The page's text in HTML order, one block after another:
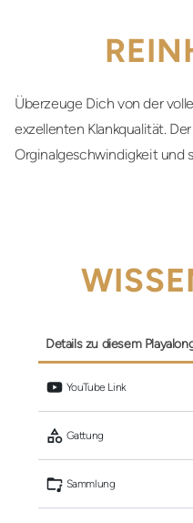
Überzeuge Dich von der
exzellenten Klankqualität.
Orginalgeschwindigkeit und
Details zu diesem
YouTube Link
Gattung
Sammlung